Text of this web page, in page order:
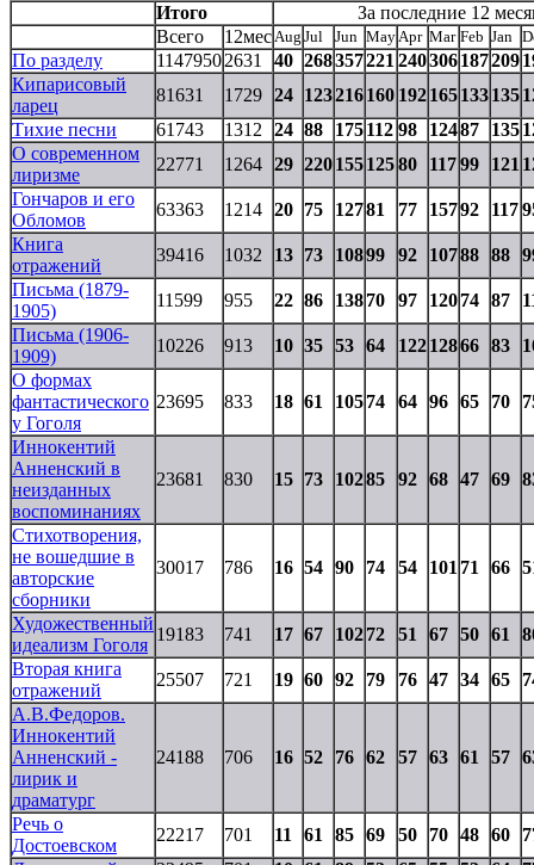
Итого
За последние 12
Всего
12мес Aug Jul Jun May Apr Mar Feb Jan
По разделу 11479502631 40 268357221 240306187209
Кипарисовый
ларец
81631 1729 24 123216160 192165133135
Тихие песни
61743 1312 24 88 175112 98 12487 135
О современном
лиризме
22771 1264 29 22015512580 11799 121
Гончаров и его
Обломов
63363 1214 20 75 12781 77 15792 117
Книга
отражений
39416 1032 13 73 10899 92 10788 88
Письма (1879-
1905)
11599 955 22 86 13870 97 12074 87
Письма (1906-
1909)
10226 913 10 35 53 64 12212866 83
О формах
фантастического
у Гоголя
23695 833 18 61 10574 64 96 65 70
Иннокентий
Анненский в
неизданных
воспоминаниях
23681 830 15 73 10285 92 68 47 69
Стихотворения,
не вошедшие в
авторские
сборники
30017 786 16 54 90 74 54 101 71 66
Художественный
идеализм Гоголя
19183 741 17 67 10272 51 67 50 61
Вторая книга
отражений
25507 721 19 60 92 79 76 47 34 65
А.В.Федоров.
Иннокентий
Анненский -
лирик и
драматург
24188 706 16 52 76 62 57 63 61 57
Речь о
Достоевском
22217 701 11 61 85 69 50 70 48 60